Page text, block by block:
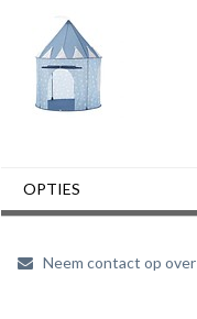
OPTIES
Neem contact op